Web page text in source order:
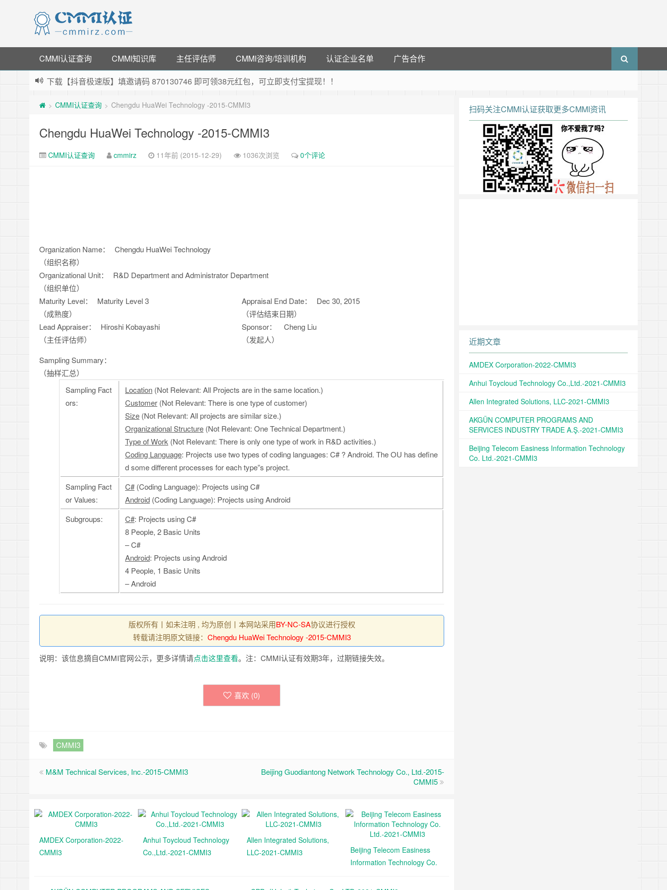
CMMI认证查询 CMMI知识库 主任评估师 CMMI咨询/培训机构 认证企业名单
广告合作
下载【抖音极速版】填邀请码 870130746 即可领38元红包，可立即支付宝提现！！
指定云产品最高¥2000元代金券（限新用户） ， 猛戳抢购阿里云主机
老薛主机-优质海外主机服务商，猛戳抢购，推荐码codebye 可享25%折扣
> CMMI认证查询 > Chengdu HuaWei Technology -2015-CMMI3
Chengdu HuaWei Technology -2015-CMMI3
CMMI认证查询 cmmirz 11年前 (2015-12-29) 1036次浏览 0个评论
Organization Name：
（组织名称）
Chengdu HuaWei Technology
Organizational Unit：
（组织单位）
R&D Department and Administrator Department
Maturity Level：
（成熟度）
Maturity Level 3
Appraisal End Date：
（评估结束日期）
Dec 30, 2015
Lead Appraiser：
（主任评估师）
Hiroshi Kobayashi
Sponsor：
（发起人）
Cheng Liu
Sampling Summary：
（抽样汇总）
Sampling Fact
ors:
Location (Not Relevant: All Projects are in the same location.)
Customer (Not Relevant: There is one type of customer)
Size (Not Relevant: All projects are similar size.)
Organizational Structure (Not Relevant: One Technical Department.)
Type of Work (Not Relevant: There is only one type of work in R&D activities.)
Coding Language: Projects use two types of coding languages: C# ? Android. The OU has define
d some different processes for each type”s project.
Sampling Fact
or Values:
C# (Coding Language): Projects using C#
Android (Coding Language): Projects using Android
Subgroups:
C#: Projects using C#
8 People, 2 Basic Units
– C#
Android: Projects using Android
4 People, 1 Basic Units
– Android
版权所有丨如未注明 , 均为原创丨本网站采用BY-NC-SA协议进行授权
转载请注明原文链接： Chengdu HuaWei Technology -2015-CMMI3
说明：该信息摘自CMMI官网公示，更多详情请点击这里查看。注：CMMI认证有效期3年，过期链接失效。
喜欢 (0)
CMMI3
M&M Technical Services, Inc.-2015-CMMI3
Beijing Guodiantong Network Technology Co., Ltd.-2015-
CMMI5
AMDEX Corporation-2022-
CMMI3
Anhui Toycloud Technology
Co.,Ltd.-2021-CMMI3
Allen Integrated Solutions,
LLC-2021-CMMI3
Beijing Telecom Easiness
Information Technology Co.
扫码关注CMMI认证获取更多CMMI资讯
近期文章
AMDEX Corporation-2022-CMMI3
Anhui Toycloud Technology Co.,Ltd.-2021-CMMI3
Allen Integrated Solutions, LLC-2021-CMMI3
AKGÜN COMPUTER PROGRAMS AND
SERVICES INDUSTRY TRADE A.Ş.-2021-CMMI3
Beijing Telecom Easiness Information Technology
Co. Ltd.-2021-CMMI3